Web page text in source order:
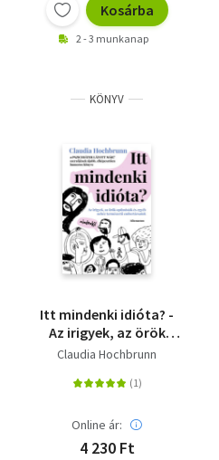
Kosárba
2 - 3 munkanap
KÖNYV
Itt mindenki idióta? -
Az irigyek, az örök
optimisták és egyéb
embertársaink
Claudia Hochbrunn
Online ár:
4 230 Ft